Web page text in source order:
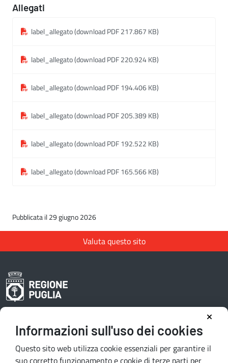
Informazioni sull'uso dei cookies
Questo sito web utilizza cookie essenziali per garantire il
suo corretto funzionamento e cookie di terze parti per
Allegati
label_allegato (download PDF 217.867 KB)
label_allegato (download PDF 220.924 KB)
label_allegato (download PDF 194.406 KB)
label_allegato (download PDF 205.389 KB)
label_allegato (download PDF 192.522 KB)
label_allegato (download PDF 165.566 KB)
Pubblicata il 29 giugno 2026
Valuta questo sito
Area riservata redattori